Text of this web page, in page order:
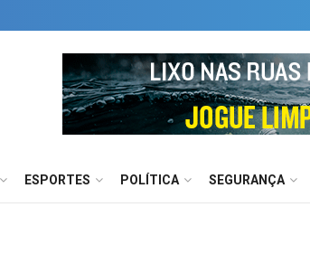
ESPORTES POLÍTICA SEGURANÇA